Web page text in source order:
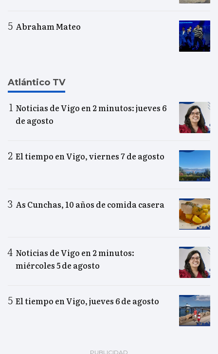
Abraham Mateo
Atlántico TV
Noticias de Vigo en 2 minutos: jueves 6
de agosto
El tiempo en Vigo, viernes 7 de agosto
As Cunchas, 10 años de comida casera
Noticias de Vigo en 2 minutos:
miércoles 5 de agosto
El tiempo en Vigo, jueves 6 de agosto